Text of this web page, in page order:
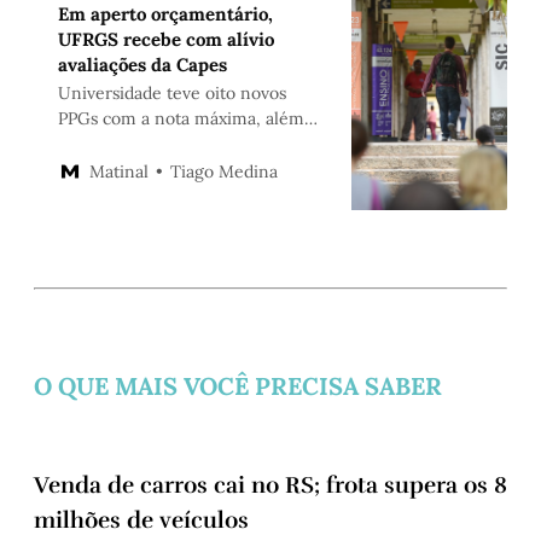
Em aperto orçamentário,
UFRGS recebe com alívio
avaliações da Capes
Universidade teve oito novos
PPGs com a nota máxima, além
de excelência, o que possibilita
Matinal Tiago Medina
O QUE MAIS VOCÊ PRECISA SABER
Venda de carros cai no RS; frota supera os 8
milhões de veículos